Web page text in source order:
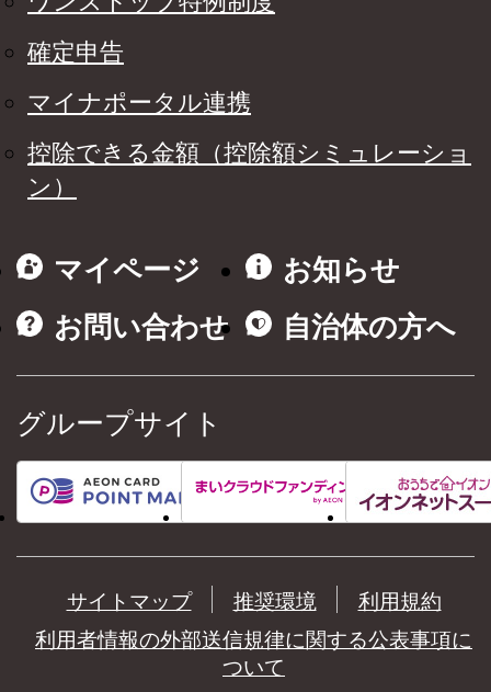
確定申告
マイナポータル連携
控除できる金額（控除額シミュレーショ
ン）
マイページ
お知らせ
お問い合わせ
自治体の方へ
グループサイト
サイトマップ 推奨環境
利用規約
利用者情報の外部送信規律に関する公表事項に
ついて